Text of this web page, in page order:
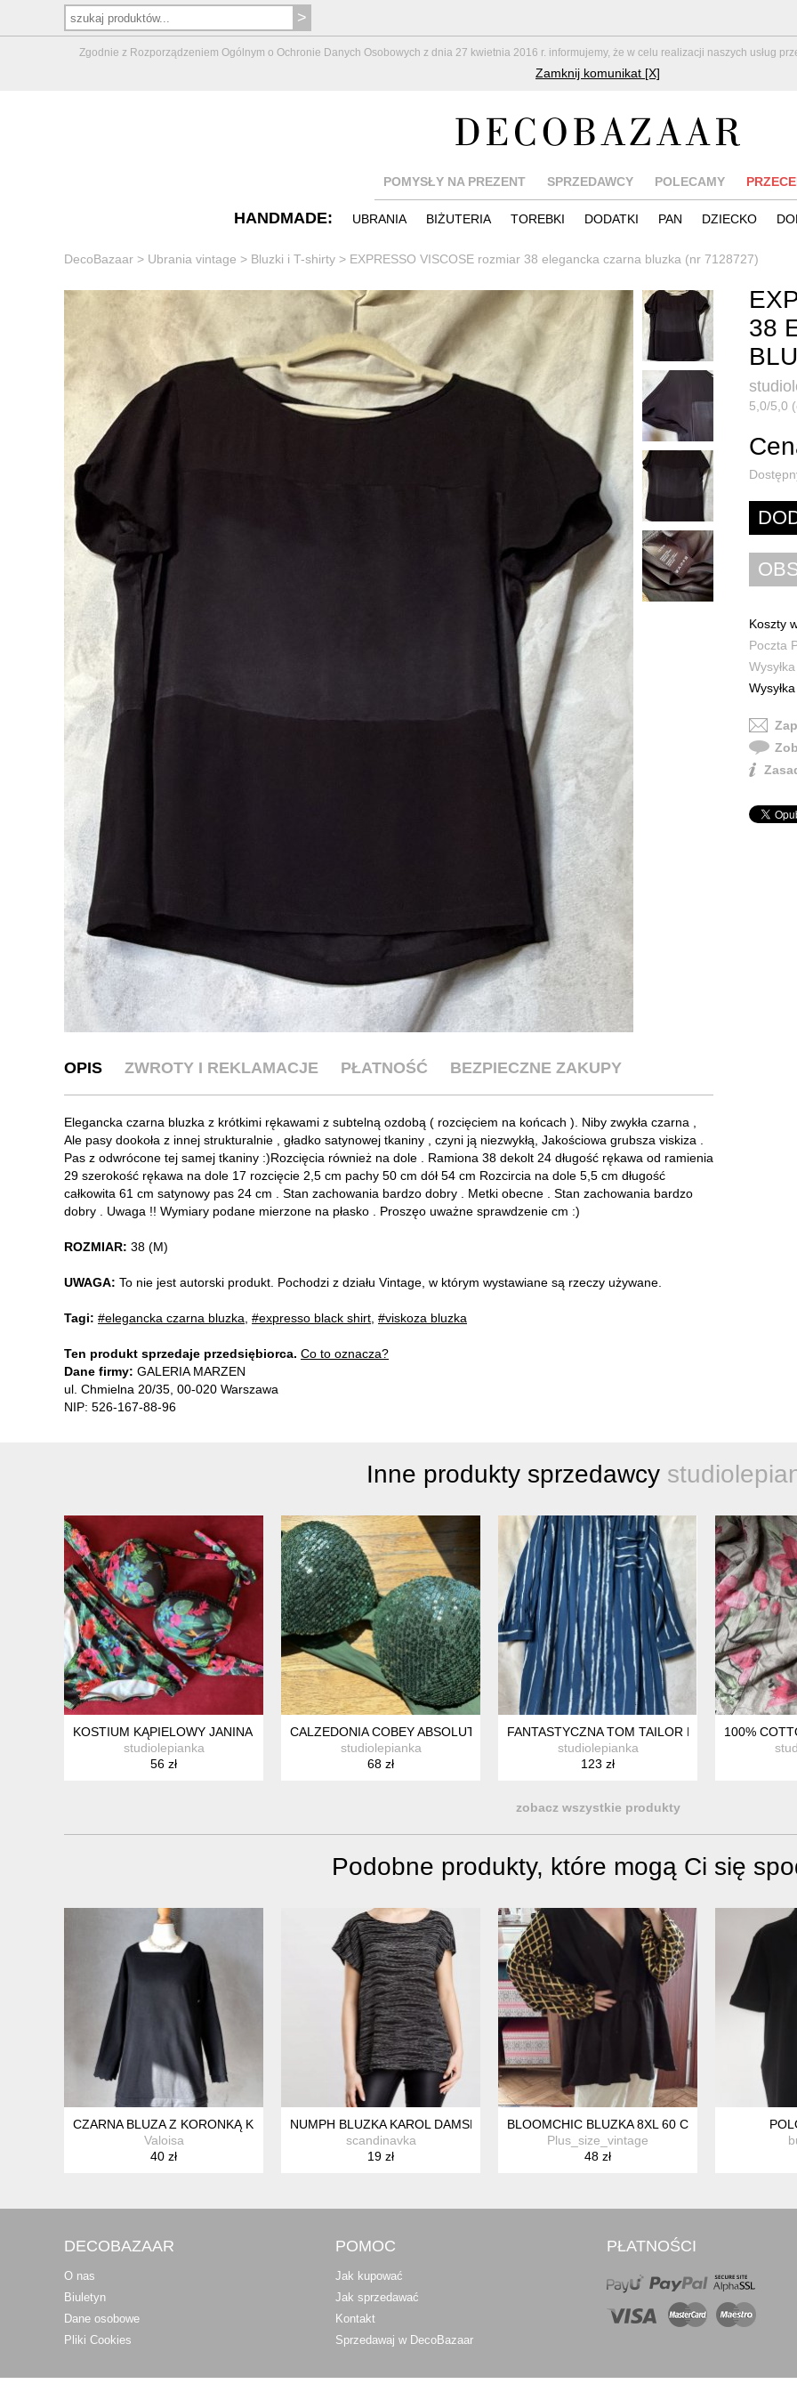
Zgodnie z Rozporządzeniem Ogólnym o Ochronie Danych Osobowych z dnia 27 kwietnia 2016 r. informujemy, że w celu realizacji naszych usług
Zamknij komunikat [X]
POMYSŁY NA PREZENT SPRZEDAWCY POLECAMY
HANDMADE: UBRANIA BIŻUTERIA TOREBKI DODATKI PAN DZIECKO
DecoBazaar > Ubrania vintage > Bluzki i T-shirty > EXPRESSO VISCOSE rozmiar 38 elegancka czarna bluzka (nr 7128727)
38
5,0/5,0
Koszty
Poczta
OPIS ZWROTY I REKLAMACJE PŁATNOŚĆ BEZPIECZNE ZAKUPY
Elegancka czarna bluzka z krótkimi rękawami z subtelną ozdobą ( rozcięciem na końcach ). Niby zwykła czarna ,
Ale pasy dookoła z innej strukturalnie , gładko satynowej tkaniny , czyni ją niezwykłą, Jakościowa grubsza viskiza .
Pas z odwrócone tej samej tkaniny :)Rozcięcia również na dole . Ramiona 38 dekolt 24 długość rękawa od ramienia
29 szerokość rękawa na dole 17 rozcięcie 2,5 cm pachy 50 cm dół 54 cm Rozcircia na dole 5,5 cm długość
całkowita 61 cm satynowy pas 24 cm . Stan zachowania bardzo dobry . Metki obecne . Stan zachowania bardzo
dobry . Uwaga !! Wymiary podane mierzone na płasko . Proszęo uważne sprawdzenie cm :)
ROZMIAR: 38 (M)
UWAGA: To nie jest autorski produkt. Pochodzi z działu Vintage, w którym wystawiane są rzeczy używane.
Tagi: #elegancka czarna bluzka #expresso black shirt #viskoza bluzka
Ten produkt sprzedaje przedsiębiorca. Co to oznacza?
Dane firmy: GALERIA MARZEN
ul. Chmielna 20/35, 00-020 Warszawa
NIP: 526-167-88-96
Inne produkty sprzedawcy
KOSTIUM KĄPIELOWY JANINA ROZMIAR 42 KWIATOWY RADOSNY
studiolepianka
56 zł
CALZEDONIA COBEY ABSOLUTNIE ZJAWISKOWA GÓRA OD KOSTIUMU
studiolepianka
68 zł
FANTASTYCZNA TOM TAILOR DŁUGA
studiolepianka
123 zł
100%
zobacz wszystkie produkty
Podobne produkty, które mogą Ci się
CZARNA BLUZA Z KORONKĄ KIESZENIE XS S M
Valoisa
40 zł
NUMPH BLUZKA KAROL DAMSKA WZÓR 36 S
scandinavka
19 zł
BLOOMCHIC BLUZKA 8XL 60 CZARNA ZŁOTE
Plus_size_vintage
48 zł
DECOBAZAAR
O nas
Biuletyn
Dane osobowe
Pliki Cookies
POMOC
Jak kupować
Jak sprzedawać
Kontakt
Sprzedawaj w DecoBazaar
PŁATNOŚCI